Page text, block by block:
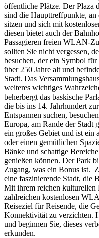
öffentliche Plätze. Der Plaza
sind die Haupttreffpunkte, an
sitzen und sich mit
diesen bietet auch der
Passagieren freien WLAN-
sollten Sie nicht vergessen,
besuchen, der ein Symbol
über 250 Jahre alt und
Stadt. Das
weiteres wichtiges
beherbergt das baskische
die bis ins 14. Jahrhundert
Entspannen suchen,
Europa, am Rande der Stadt
ein großes Gebiet und ist ein
oder einen gemütlichen
Bänke und schattige
genießen können. Der Park
Zugang, was ein Bonus ist.
eine faszinierende Stadt, die
Mit ihrem reichen kulturellen
zahlreichen kostenlosen
Reiseziel für Reisende, die
Konnektivität zu verzichten.
und beginnen Sie, dieses
erkunden.